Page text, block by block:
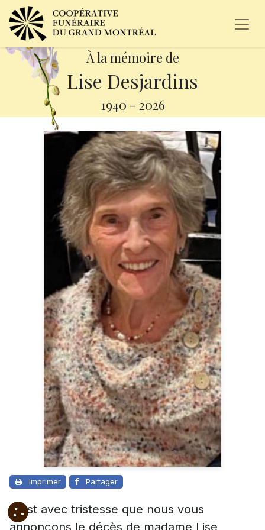
À la mémoire de
Lise Desjardins
1940 - 2026
Imprimer Partager
C’est avec tristesse que nous vous
annonçons le décès de madame Lise